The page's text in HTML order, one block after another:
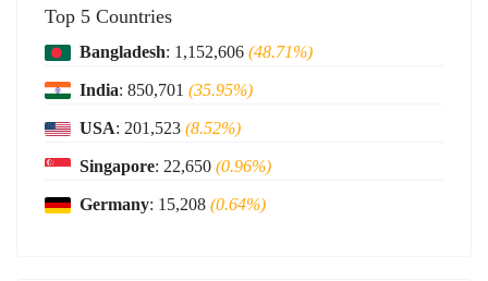
Top 5 Countries
Bangladesh: 1,152,606(48.71%)
India: 850,701 (35.95%)
USA: 201,523(8.52%)
Singapore: 22,650(0.96%)
Germany: 15,208(0.64%)